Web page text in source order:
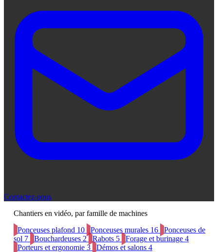
Contactez-nous
Chantiers en vidéo, par famille de machines
Ponceuses plafond 10 Ponceuses murales 16
Ponceuses de
sol 7 Bouchardeuses 2 Rabots 5 Forage et burinage 4
Porteurs et ergonomie 3 Démos et salons 4